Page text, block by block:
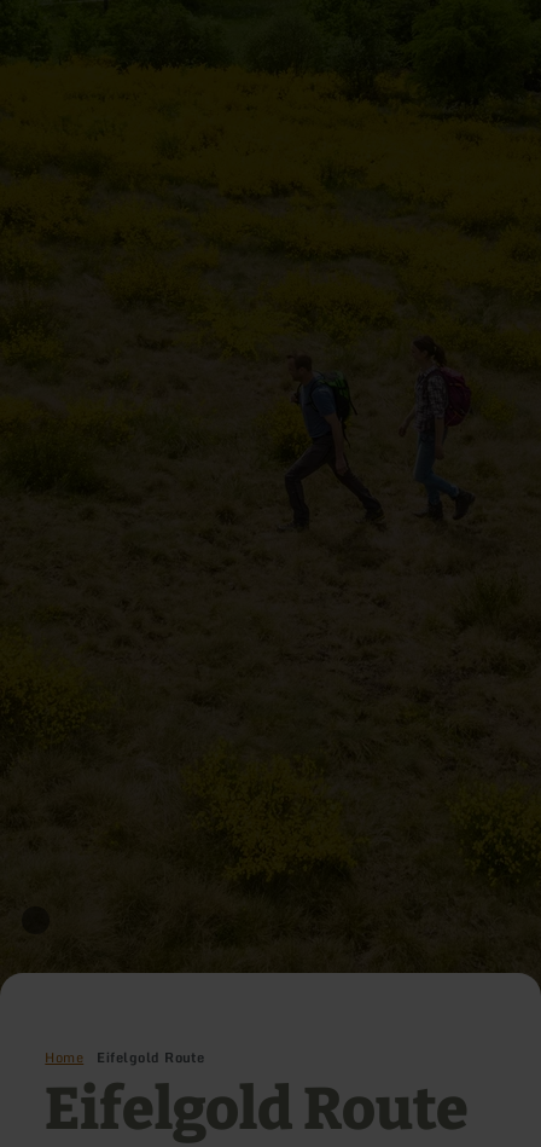
Home Eifelgold Route
Eifelgold Route